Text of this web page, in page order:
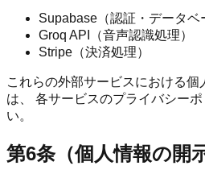
Supabase（認証・データベ
Groq API（音声認識処理）
Stripe（決済処理）
これらの外部サービスにおける個
は、 各サービスのプライバシー
い。
第6条（個人情報の開示